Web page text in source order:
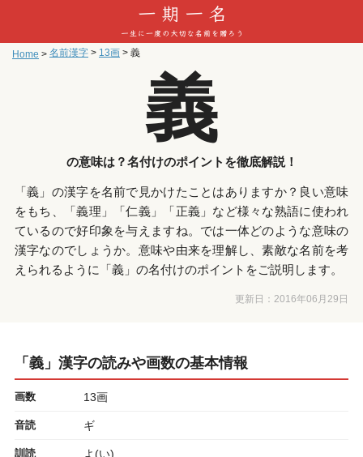
Home > 名前漢字 > 13画 > 義
義
の意味は？名付けのポイントを徹底解説！
「義」の漢字を名前で見かけたことはありますか？良い意味
をもち、「義理」「仁義」「正義」など様々な熟語に使われ
ているので好印象を与えますね。では一体どのような意味の
漢字なのでしょうか。意味や由来を理解し、素敵な名前を考
えられるように「義」の名付けのポイントをご説明します。
更新日： 2016年06月29日
「義」漢字の読みや画数の基本情報
画数 13画
音読 ギ
訓読 よ(い)